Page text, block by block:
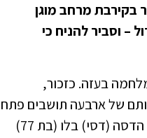
בקירבת מרחב מוגן
– וסביר להניח כי
בפתח תקווה, מאז ה-5.10, בשלהי המלחמה בעזה. כזכור,
של ארבעה תושבים פתח
תקוואים: איווט שמילוביץ (בת 95), ניצולת שואה. דייזי (דזי) יצחקי (בת 85), הדסה (דסי) בלו (בת 77)